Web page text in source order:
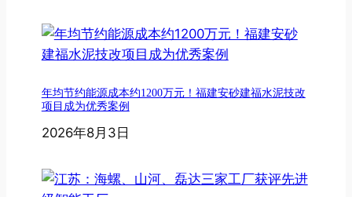
年均节约能源成本约1200万元！福建安砂建福水泥技改
项目成为优秀案例
2026年8月3日